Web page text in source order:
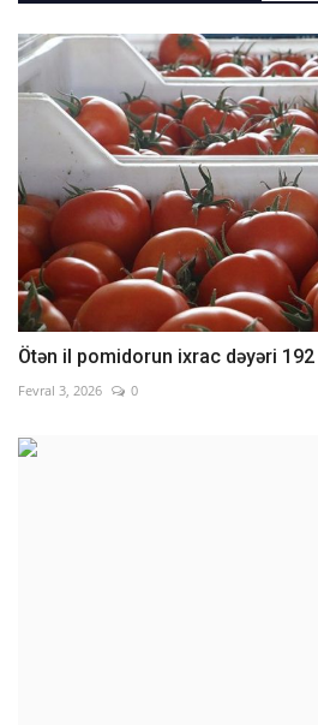
Ötən il pomidorun ixrac dəyəri
Fevral 3, 2026 0